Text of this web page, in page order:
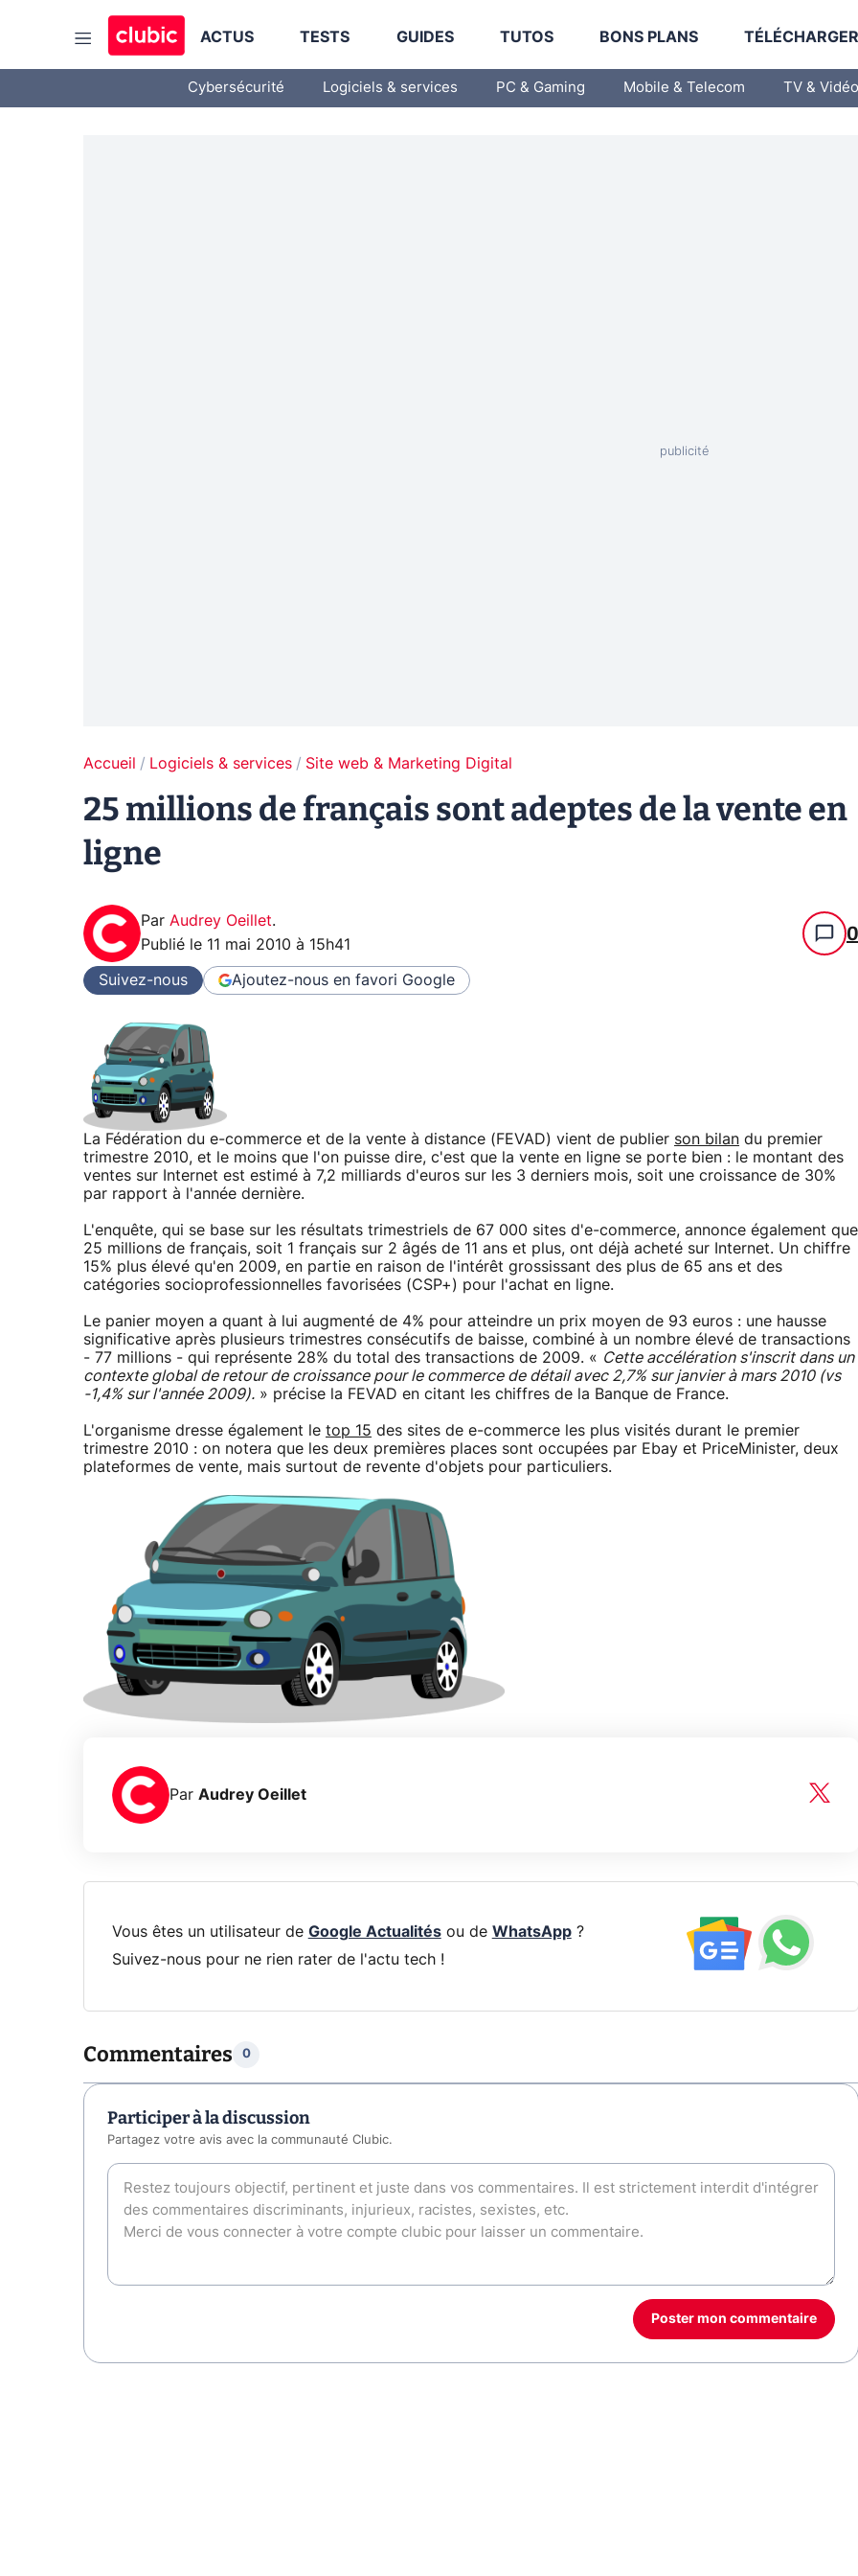
ACTUS TESTS GUIDES TUTOS BONS PLANS
Cybersécurité Logiciels & services PC & Gaming Mobile & Telecom TV & Vidéo
Accueil Logiciels & services Site web & Marketing Digital
25 millions de français sont adeptes de la vente en
ligne
Par Audrey Oeillet.
Publié le 11 mai 2010 à 15h41 0
Suivez-nous Ajoutez-nous en favori Google
La Fédération du e-commerce et de la vente à distance (FEVAD) vient de publier son bilan du premier
trimestre 2010, et le moins que l'on puisse dire, c'est que la vente en ligne se porte bien : le montant des
ventes sur Internet est estimé à 7,2 milliards d'euros sur les 3 derniers mois, soit une croissance de 30%
par rapport à l'année dernière.
L'enquête, qui se base sur les résultats trimestriels de 67 000 sites d'e-commerce, annonce également que
25 millions de français, soit 1 français sur 2 âgés de 11 ans et plus, ont déjà acheté sur Internet. Un chiffre
15% plus élevé qu'en 2009, en partie en raison de l'intérêt grossissant des plus de 65 ans et des
catégories socioprofessionnelles favorisées (CSP+) pour l'achat en ligne.
Le panier moyen a quant à lui augmenté de 4% pour atteindre un prix moyen de 93 euros : une hausse
significative après plusieurs trimestres consécutifs de baisse, combiné à un nombre élevé de transactions
- 77 millions - qui représente 28% du total des transactions de 2009. « Cette accélération s'inscrit dans un
contexte global de retour de croissance pour le commerce de détail avec 2,7% sur janvier à mars 2010 (vs
-1,4% sur l'année 2009). » précise la FEVAD en citant les chiffres de la Banque de France.
L'organisme dresse également le top 15 des sites de e-commerce les plus visités durant le premier
trimestre 2010 : on notera que les deux premières places sont occupées par Ebay et PriceMinister, deux
plateformes de vente, mais surtout de revente d'objets pour particuliers.
Par Audrey Oeillet
Vous êtes un utilisateur de Google Actualitésou de WhatsApp?
Suivez-nous pour ne rien rater de l'actu tech !
Commentaires 0
Participer à la discussion
Partagez votre avis avec la communauté Clubic.
Poster mon commentaire